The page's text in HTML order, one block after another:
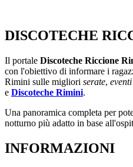
DISCOTECHE
Il portale Discoteche Riccione
con l'obiettivo di informare i
Rimini sulle migliori serate, eventi
e Discoteche Rimini.
Una panoramica completa per
notturno più adatto in base
INFORMAZIONI